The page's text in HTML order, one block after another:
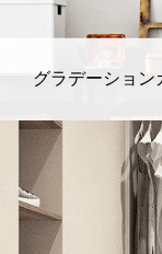
グラデーショ